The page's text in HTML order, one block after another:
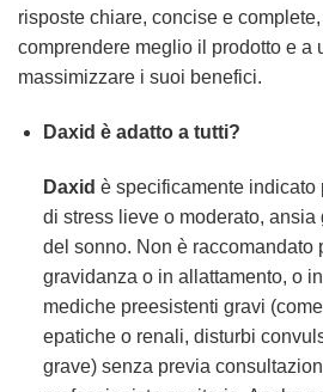
risposte chiare, concise e
comprendere meglio il prodotto e a
massimizzare i suoi benefici.
Daxid è adatto a tutti?
Daxid è specificamente indicato
di stress lieve o moderato,
del sonno. Non è raccomandato
gravidanza o in allattamento, o
mediche preesistenti gravi
epatiche o renali, disturbi
grave) senza previa